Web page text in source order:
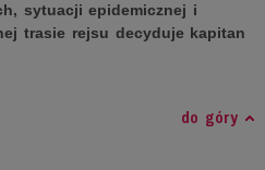
sytuacji epidemicznej i
trasie rejsu decyduje kapitan
do góry